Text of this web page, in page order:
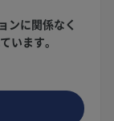
ンに関係なく
います。